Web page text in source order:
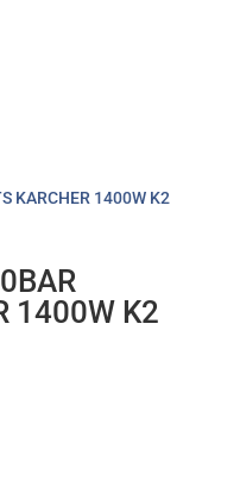
1400W K2